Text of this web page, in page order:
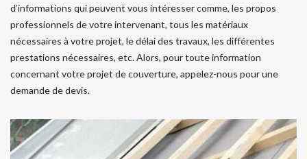
d’informations qui peuvent vous intéresser comme, les propos
professionnels de votre intervenant, tous les matériaux
nécessaires à votre projet, le délai des travaux, les différentes
prestations nécessaires, etc. Alors, pour toute information
concernant votre projet de couverture, appelez-nous pour une
demande de devis.